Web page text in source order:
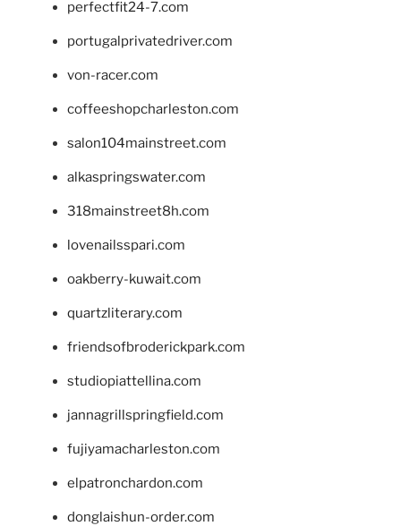
perfectfit24-7.com
portugalprivatedriver.com
von-racer.com
coffeeshopcharleston.com
salon104mainstreet.com
alkaspringswater.com
318mainstreet8h.com
lovenailsspari.com
oakberry-kuwait.com
quartzliterary.com
friendsofbroderickpark.com
studiopiattellina.com
jannagrillspringfield.com
fujiyamacharleston.com
elpatronchardon.com
donglaishun-order.com